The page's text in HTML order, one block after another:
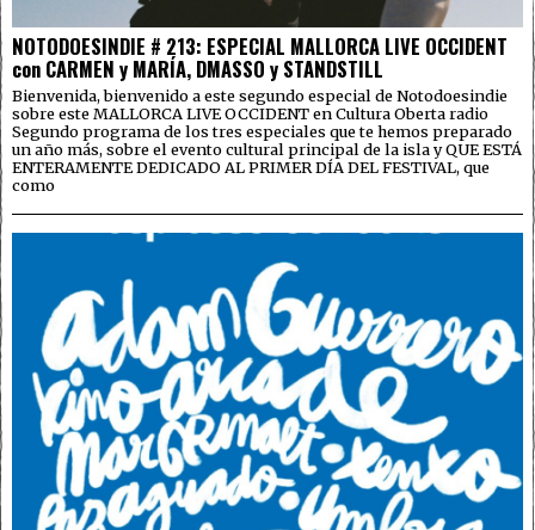
NOTODOESINDIE # 213: ESPECIAL MALLORCA LIVE OCCIDENT
con CARMEN y MARÍA, DMASSO y STANDSTILL
Bienvenida, bienvenido a este segundo especial de Notodoesindie
sobre este MALLORCA LIVE OCCIDENT en Cultura Oberta radio
Segundo programa de los tres especiales que te hemos preparado
un año más, sobre el evento cultural principal de la isla y QUE ESTÁ
ENTERAMENTE DEDICADO AL PRIMER DÍA DEL FESTIVAL, que
como